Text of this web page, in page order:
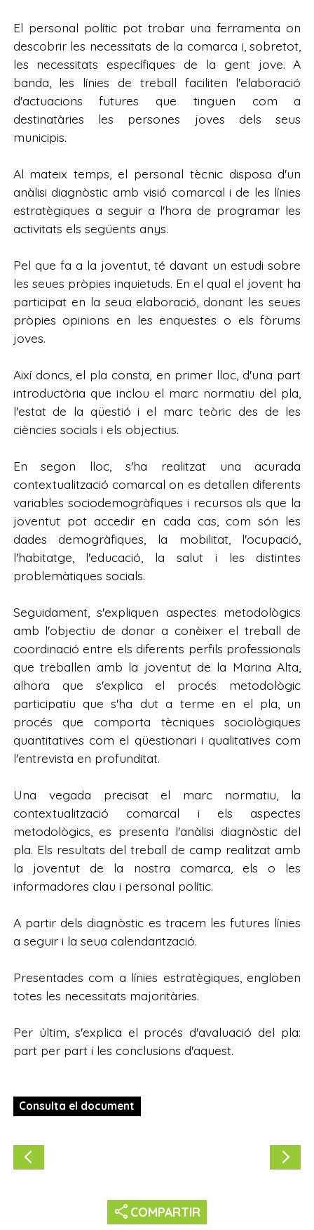
El personal polític pot trobar una ferramenta on
descobrir les necessitats de la comarca i, sobretot,
les necessitats específiques de la gent jove. A
banda, les línies de treball faciliten l'elaboració
d'actuacions futures que tinguen com a
destinatàries les persones joves dels seus
municipis.
Al mateix temps, el personal tècnic disposa d'un
anàlisi diagnòstic amb visió comarcal i de les línies
estratègiques a seguir a l'hora de programar les
activitats els següents anys.
Pel que fa a la joventut, té davant un estudi sobre
les seues pròpies inquietuds. En el qual el jovent ha
participat en la seua elaboració, donant les seues
pròpies opinions en les enquestes o els fòrums
joves.
Així doncs, el pla consta, en primer lloc, d'una part
introductòria que inclou el marc normatiu del pla,
l'estat de la qüestió i el marc teòric des de les
ciències socials i els objectius.
En segon lloc, s'ha realitzat una acurada
contextualització comarcal on es detallen diferents
variables sociodemogràfiques i recursos als que la
joventut pot accedir en cada cas, com són les
dades demogràfiques, la mobilitat, l'ocupació,
l'habitatge, l'educació, la salut i les distintes
problemàtiques socials.
Seguidament, s'expliquen aspectes metodològics
amb l'objectiu de donar a conèixer el treball de
coordinació entre els diferents perfils professionals
que treballen amb la joventut de la Marina Alta,
alhora que s'explica el procés metodològic
participatiu que s'ha dut a terme en el pla, un
procés que comporta tècniques sociològiques
quantitatives com el qüestionari i qualitatives com
l'entrevista en profunditat.
Una vegada precisat el marc normatiu, la
contextualització comarcal i els aspectes
metodològics, es presenta l'anàlisi diagnòstic del
pla. Els resultats del treball de camp realitzat amb
la joventut de la nostra comarca, els o les
informadores clau i personal polític.
A partir dels diagnòstic es tracem les futures línies
a seguir i la seua calendarització.
Presentades com a línies estratègiques, engloben
totes les necessitats majoritàries.
Per últim, s'explica el procés d'avaluació del pla:
part per part i les conclusions d'aquest.
Consulta el document
share COMPARTIR